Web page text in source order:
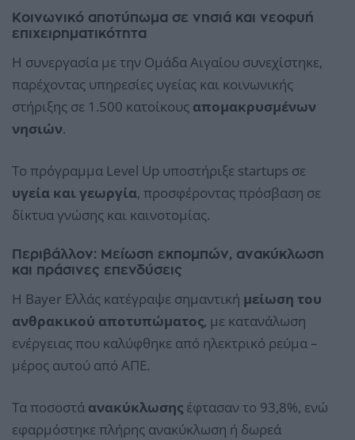
Κοινωνικό αποτύπωμα σε νησιά και νεοφυή
επιχειρηματικότητα
Η συνεργασία με την Ομάδα Αιγαίου συνεχίστηκε,
παρέχοντας υπηρεσίες υγείας και κοινωνικής
στήριξης σε 1.500 κατοίκους απομακρυσμένων
νησιών.
Το πρόγραμμα Level Up υποστήριξε startups σε
υγεία και γεωργία, προσφέροντας πρόσβαση σε
δίκτυα γνώσης και καινοτομίας.
Περιβάλλον: Μείωση εκπομπών, ανακύκλωση
και πράσινες επενδύσεις
Η Bayer Ελλάς κατέγραψε σημαντική μείωση του
ανθρακικού αποτυπώματος, με κατανάλωση
ενέργειας που καλύφθηκε από ηλεκτρικό ρεύμα –
μέρος αυτού από ΑΠΕ.
Τα ποσοστά ανακύκλωσης έφτασαν το 93,8%, ενώ
εφαρμόστηκε πλήρης ανακύκλωση ή δωρεά